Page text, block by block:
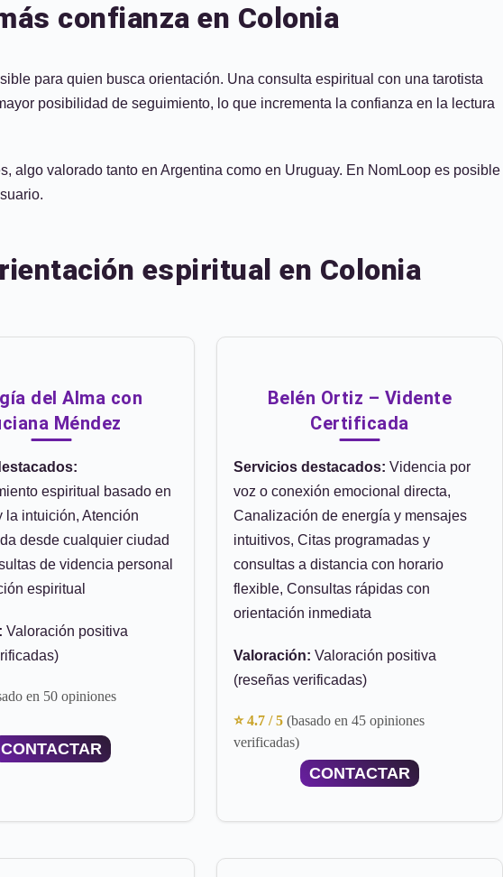
confianza en Colonia
para quien busca orientación. Una consulta espiritual con una tarotista
posibilidad de seguimiento, lo que incrementa la confianza en la lectura
algo valorado tanto en Argentina como en Uruguay. En NomLoop es posible
espiritual en Colonia
del Alma con
Méndez
espiritual basado en
la intuición, Atención
desde cualquier ciudad
de videncia personal
espiritual
Valoración positiva
en 50 opiniones
CONTACTAR
Belén Ortiz – Vidente
Certificada
Servicios destacados: Videncia por
voz o conexión emocional directa,
Canalización de energía y mensajes
intuitivos, Citas programadas y
consultas a distancia con horario
flexible, Consultas rápidas con
orientación inmediata
Valoración: Valoración positiva
(reseñas verificadas)
⭐ 4.7 / 5 (basado en 45 opiniones
verificadas)
CONTACTAR